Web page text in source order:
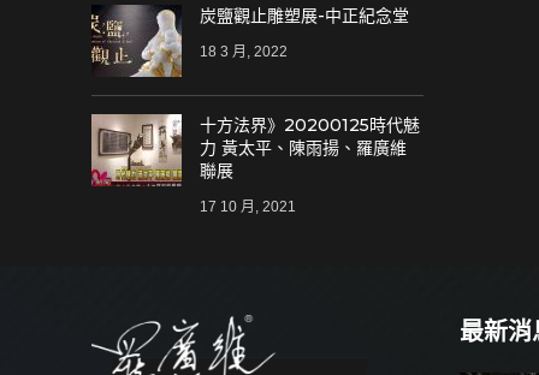
炭鹽觀止雕塑展-中正紀念堂
18 3 月, 2022
十方法界》20200125時代魅
力 黃太平、陳雨揚、羅廣維
聯展
17 10 月, 2021
最新消